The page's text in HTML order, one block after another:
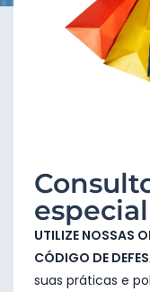
UTILIZE NOSSAS
CÓDIGO DE
suas práticas e